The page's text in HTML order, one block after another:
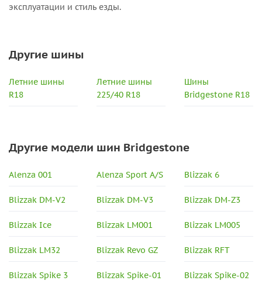
эксплуатации и стиль езды.
Другие шины
Летние шины
R18
Летние шины
225/40 R18
Шины
Bridgestone R18
Другие модели шин Bridgestone
Alenza 001 Alenza Sport A/S Blizzak 6
Blizzak DM-V2 Blizzak DM-V3 Blizzak DM-Z3
Blizzak Ice Blizzak LM001 Blizzak LM005
Blizzak LM32 Blizzak Revo GZ Blizzak RFT
Blizzak Spike 3 Blizzak Spike-01 Blizzak Spike-02